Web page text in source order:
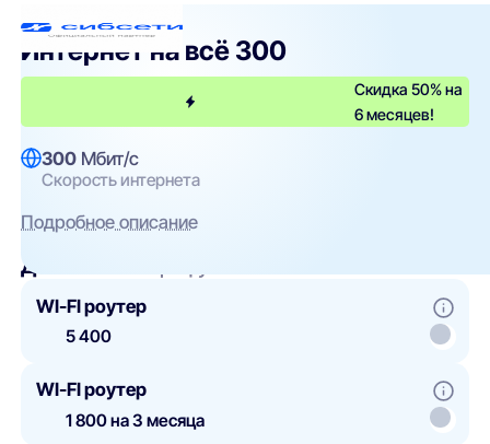
Сибсети
Интернет на всё 300
Скидка 50% на
6 месяцев!
300 Мбит/с
Скорость интернета
Подробное описание
Добавить
WI-FI роутер
5 400
WI-FI роутер
1 800 на 3 месяца